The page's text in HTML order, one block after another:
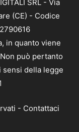
SRL - Via
(CE) - Codice
in quanto viene
può pertanto
della legge
- Contattaci